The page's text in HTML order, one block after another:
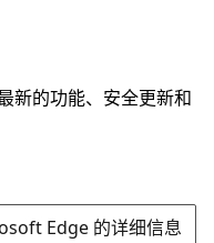
新的功能、安全更新和
Edge 的详细信息